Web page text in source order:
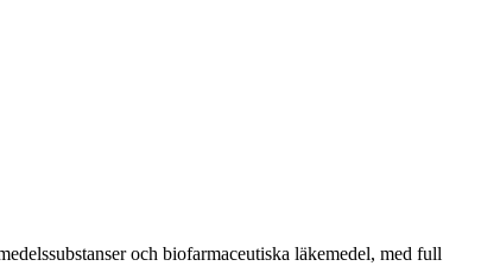
och biofarmaceutiska läkemedel, med full